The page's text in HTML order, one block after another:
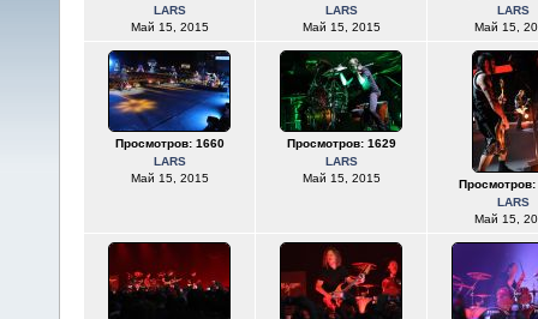
LARS
Май 15, 2015
LARS
Май 15, 2015
LARS
Май 15,
Просмотров: 1660
LARS
Май 15, 2015
Просмотров: 1629
LARS
Май 15, 2015
Просмотров:
LARS
Май 15,